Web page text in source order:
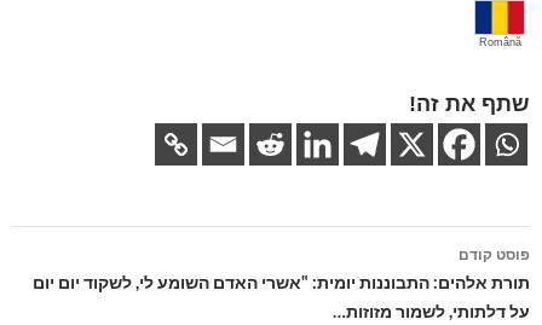
Română
שתף את זה!
ניווט
בפוסטים
פוסט קודם
תורת אלהים: התבוננות יומית: "אשרי האדם השומע לי, לשקוד יום יום
על דלתותי, לשמור מזוזות…